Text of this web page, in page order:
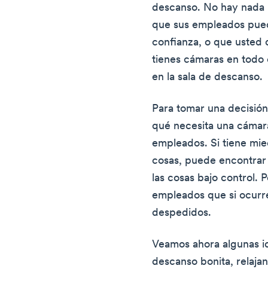
descanso. No hay
que sus empleados
confianza, o que usted
tienes cámaras en
en la sala de descanso.
Para tomar una
qué necesita una
empleados. Si tiene
cosas, puede
las cosas bajo control.
empleados que si
despedidos.
Veamos ahora algunas
descanso bonita,